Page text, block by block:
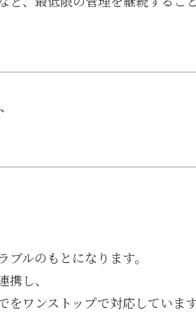
ルのもとになります。
し、
ワンストップで対応しています